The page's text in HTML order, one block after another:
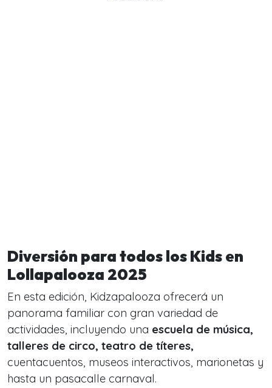
Diversión para todos los Kids en
Lollapalooza 2025
En esta edición, Kidzapalooza ofrecerá un
panorama familiar con gran variedad de
actividades, incluyendo una escuela de música,
talleres de circo, teatro de títeres,
cuentacuentos, museos interactivos, marionetas y
hasta un pasacalle carnaval.